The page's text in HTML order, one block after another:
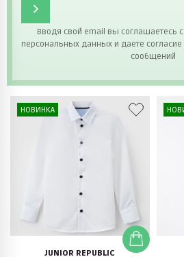
Вводя свой email вы соглашаетесь с
персональных данных и даете
сообщений
НОВИНКА
JUNIOR REPUBLIC